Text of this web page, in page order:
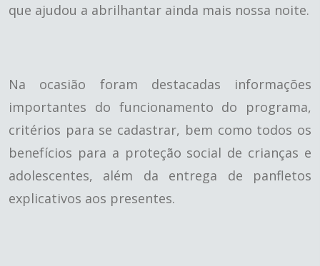
que ajudou a abrilhantar ainda mais nossa noite.
Na ocasião foram destacadas informações
importantes do funcionamento do programa,
critérios para se cadastrar, bem como todos os
benefícios para a proteção social de crianças e
adolescentes, além da entrega de panfletos
explicativos aos presentes.